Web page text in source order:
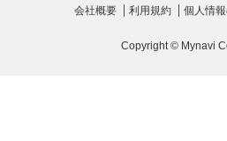
会社概要 利用規約 個人情
Copyright © Mynavi